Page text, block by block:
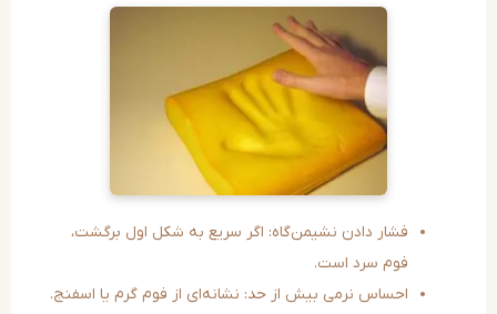
فشار دادن نشیمن‌گاه: اگر سریع به شکل اول برگشت،
فوم سرد است.
احساس نرمی بیش از حد: نشانه‌ای از فوم گرم یا اسفنج.